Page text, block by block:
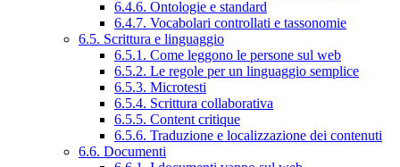
6.4.6. Ontologie e standard
6.4.7. Vocabolari controllati e tassonomie
6.5. Scrittura e linguaggio
6.5.1. Come leggono le persone sul web
6.5.2. Le regole per un linguaggio semplice
6.5.3. Microtesti
6.5.4. Scrittura collaborativa
6.5.5. Content critique
6.5.6. Traduzione e localizzazione dei contenuti
6.6. Documenti